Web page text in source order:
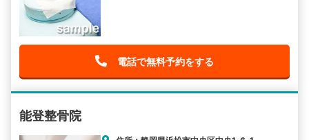
電話で無料予約をする
能登整骨院